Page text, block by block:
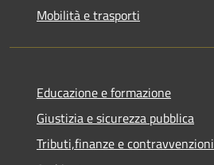
Mobilità e trasporti
Educazione e formazione
Giustizia e sicurezza pubblica
Tributi,finanze e contravvenzioni